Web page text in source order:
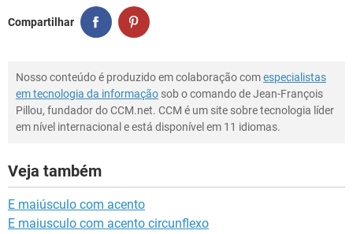
Compartilhar
Nosso conteúdo é produzido em colaboração comespecialistas
em tecnologia da informação sob o comando de Jean-François
Pillou, fundador do CCM.net. CCM é um site sobre tecnologia líder
em nível internacional e está disponível em 11 idiomas.
Veja também
E maiúsculo com acento
E maiusculo com acento circunflexo